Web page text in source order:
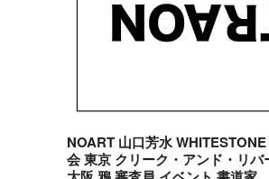
NOART 山口芳水
会 東京 クリーク・アンド・リバ